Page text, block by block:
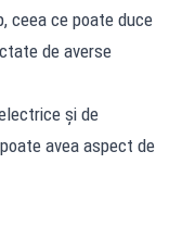
ceea ce poate duce
de averse
și de
avea aspect de